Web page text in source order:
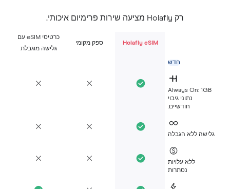
Holafly eSIM ספק מקומי
כרטיסי eSIM עם
גלישה מוגבלת
Always On:
נתוני גיבוי
חודשיים.
ללא הגבלה
ללא עלויות